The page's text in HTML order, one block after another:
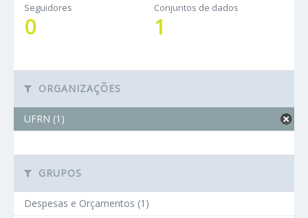
Seguidores
0
Conjuntos de dados
1
ORGANIZAÇÕES
UFRN (1)
GRUPOS
Despesas e Orçamentos (1)